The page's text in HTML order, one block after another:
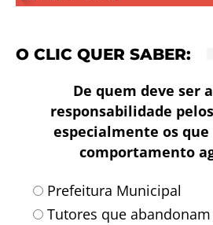
O CLIC QUER SABER:
De quem deve ser
responsabilidade
especialmente os
comportamento
Prefeitura Municipal
Tutores que